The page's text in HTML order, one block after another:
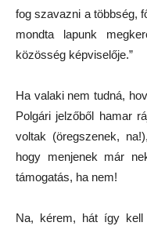
fog szavazni a többség,
mondta lapunk
közösség képviselője.”
Ha valaki nem tudná,
Polgári jelzőből hamar
voltak (öregszenek,
hogy menjenek már
támogatás, ha nem!
Na, kérem, hát így kell